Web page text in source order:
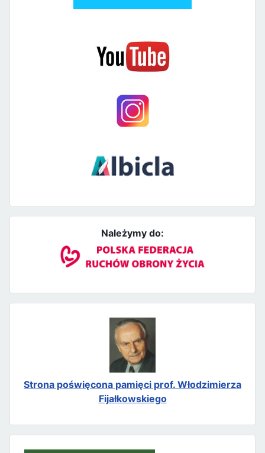
Należymy do:
Strona poświęcona pamięci prof. Włodzimierza
Fijałkowskiego